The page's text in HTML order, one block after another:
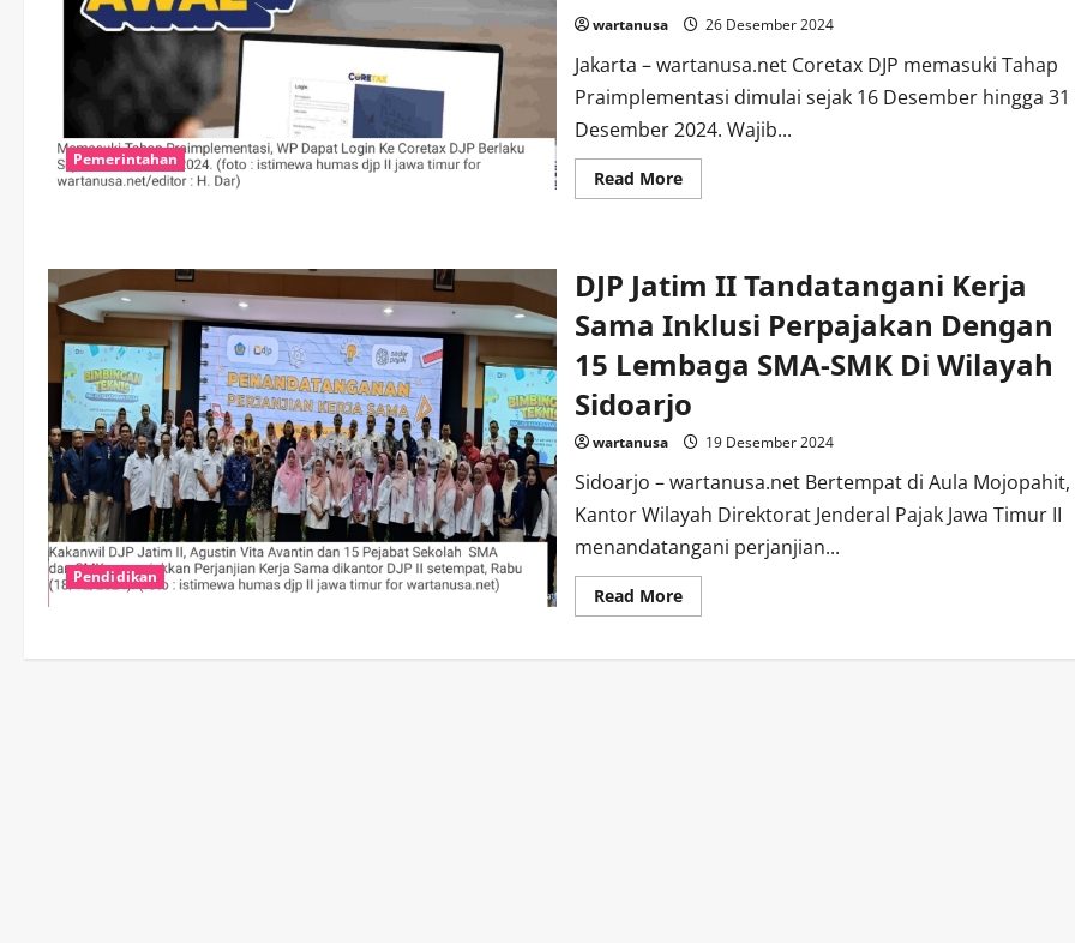
T
Atau
45%
Dari
Target
Rp.
287,
T
Pemerintahan
wartanusa 26 Desember 2024
Jakarta – wartanusa.net Coretax DJP memasuki Tahap
Praimplementasi dimulai sejak 16 Desember hingga 31
Desember 2024. Wajib...
Read MoreRead
more
WP
Dapat
Login
Ke
DJP
Berlaku
Sejak
24
Desember
2024
Pendidikan
DJP Jatim II Tandatangani Kerja
Sama Inklusi Perpajakan Dengan
15 Lembaga SMA-SMK Di Wilayah
Sidoarjo
wartanusa 19 Desember 2024
Sidoarjo – wartanusa.net Bertempat di Aula Mojopahit,
Kantor Wilayah Direktorat Jenderal Pajak Jawa Timur II
menandatangani perjanjian...
Read MoreRead
more
Jatim